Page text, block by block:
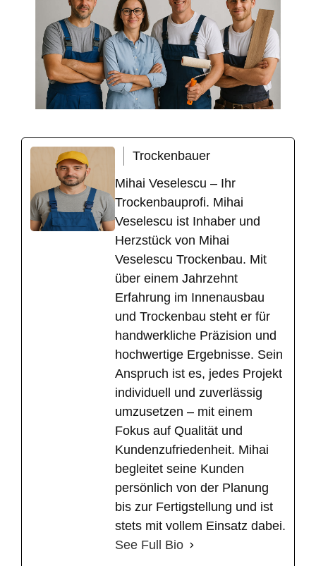
Trockenbauer
Mihai Veselescu – Ihr
Trockenbauprofi. Mihai
Veselescu ist Inhaber und
Herzstück von Mihai
Veselescu Trockenbau. Mit
über einem Jahrzehnt
Erfahrung im Innenausbau
und Trockenbau steht er für
handwerkliche Präzision und
hochwertige Ergebnisse. Sein
Anspruch ist es, jedes Projekt
individuell und zuverlässig
umzusetzen – mit einem
Fokus auf Qualität und
Kundenzufriedenheit. Mihai
begleitet seine Kunden
persönlich von der Planung
bis zur Fertigstellung und ist
stets mit vollem Einsatz dabei.
See Full Bio